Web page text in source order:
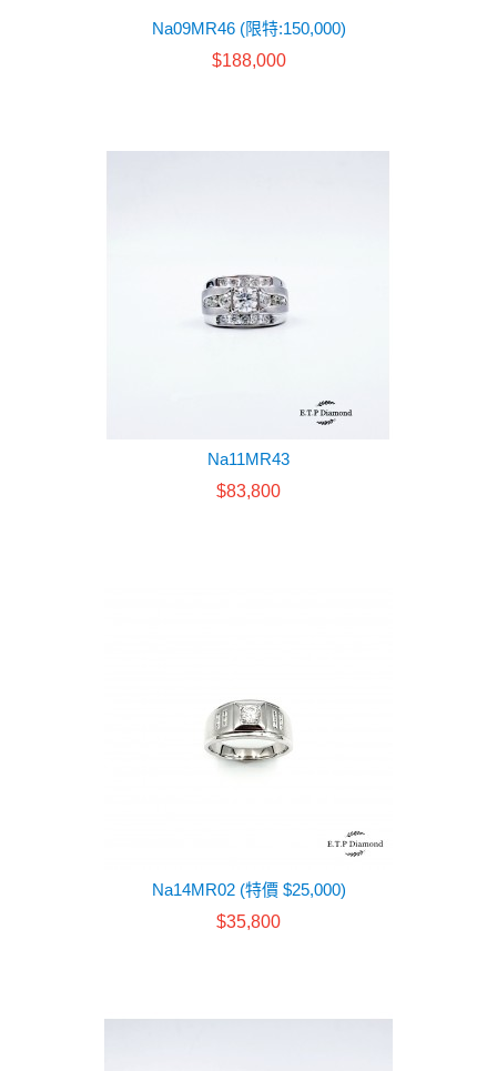
Na09MR46 (限特:150,000)
$188,000
Na11MR43
$83,800
Na14MR02 (特價 $25,000)
$35,800